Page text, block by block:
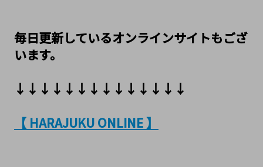
毎日更新しているオンラインサイトもござ
います。
↓↓↓↓↓↓↓↓↓↓↓↓↓↓
【 HARAJUKU ONLINE 】